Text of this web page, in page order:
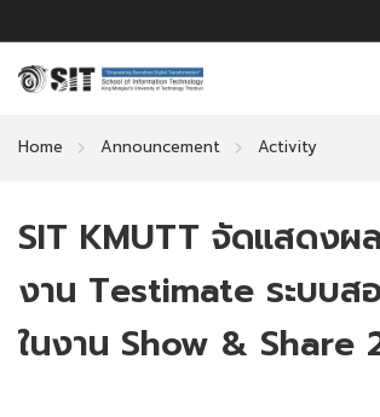
Home Announcement Activity
SIT KMUTT จัดแสดงผล
งาน Testimate ระบบส
ในงาน Show & Share